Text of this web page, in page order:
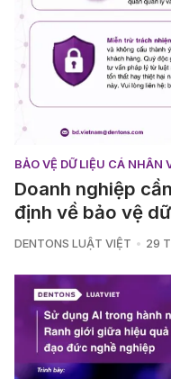
BẢO VỆ DỮ LIỆU CÁ NHÂN
Doanh nghiệp
định về bảo vệ
DENTONS LUẬT VIỆT 29